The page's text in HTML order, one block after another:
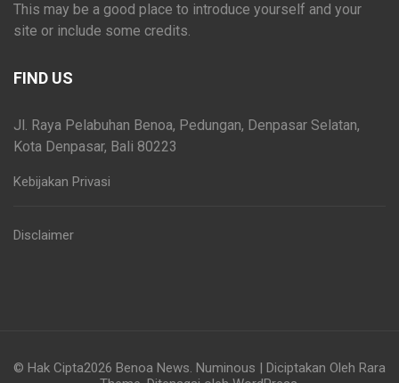
This may be a good place to introduce yourself and your
site or include some credits.
FIND US
Jl. Raya Pelabuhan Benoa, Pedungan, Denpasar Selatan,
Kota Denpasar, Bali 80223
Kebijakan Privasi
Disclaimer
© Hak Cipta2026 Benoa News. Numinous | Diciptakan Oleh Rara